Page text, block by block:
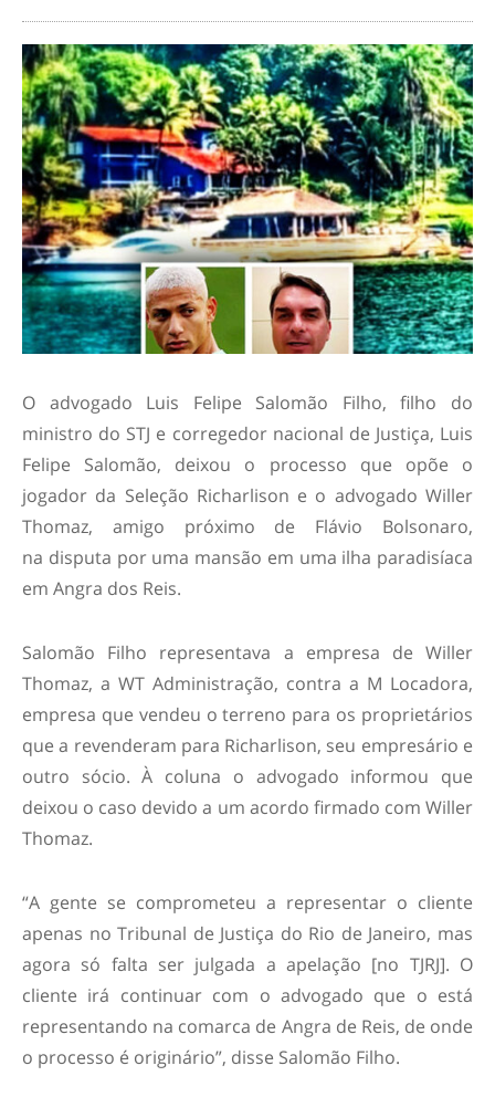
O advogado Luis Felipe Salomão Filho, filho do
ministro do STJ e corregedor nacional de Justiça, Luis
Felipe Salomão, deixou o processo que opõe o
jogador da Seleção Richarlison e o advogado Willer
Thomaz, amigo próximo de Flávio Bolsonaro,
na disputa por uma mansão em uma ilha paradisíaca
em Angra dos Reis.
Salomão Filho representava a empresa de Willer
Thomaz, a WT Administração, contra a M Locadora,
empresa que vendeu o terreno para os proprietários
que a revenderam para Richarlison, seu empresário e
outro sócio. À coluna o advogado informou que
deixou o caso devido a um acordo firmado com Willer
Thomaz.
“A gente se comprometeu a representar o cliente
apenas no Tribunal de Justiça do Rio de Janeiro, mas
agora só falta ser julgada a apelação [no TJRJ]. O
cliente irá continuar com o advogado que o está
representando na comarca de Angra de Reis, de onde
o processo é originário”, disse Salomão Filho.